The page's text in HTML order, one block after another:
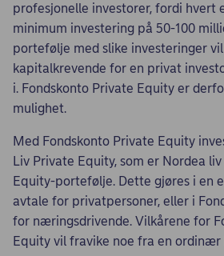
profesjonelle investorer, fordi hvert
minimum investering på 50-100
portefølje med slike investeringer
kapitalkrevende for en privat
i. Fondskonto Private Equity er
mulighet.
Med Fondskonto Private Equity
Liv Private Equity, som er Nordea
Equity-portefølje. Dette gjøres i en
avtale for privatpersoner, eller i
for næringsdrivende. Vilkårene for
Equity vil fravike noe fra en ordinær